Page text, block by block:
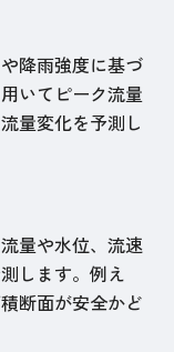
降雨強度に基づ
いてピーク流量
量変化を予測し
量や水位、流速
します。例え
断面が安全かど